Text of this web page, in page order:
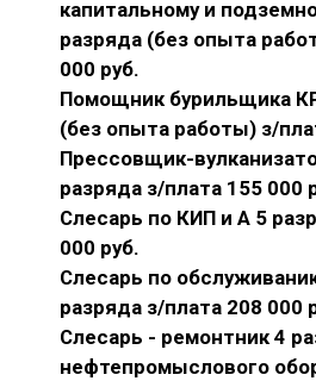
капитальному и
разряда (без опыта
000 руб.
Помощник бурильщика
(без опыта работы) з/
Прессовщик-
разряда з/плата 155 000
Слесарь по КИП и А 5
000 руб.
Слесарь по
разряда з/плата 208 000
Слесарь - ремонтник 4
нефтепромыслового